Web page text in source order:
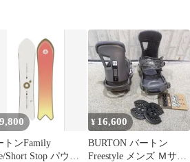
トンFamily
Short Stop パウダ
¥ 16,600
BURTON バートン
Freestyle メンズ Ｍサイ